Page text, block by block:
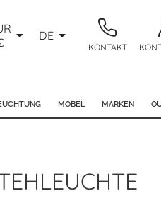
 DE 
KONTAKT
MÖBEL MARKEN